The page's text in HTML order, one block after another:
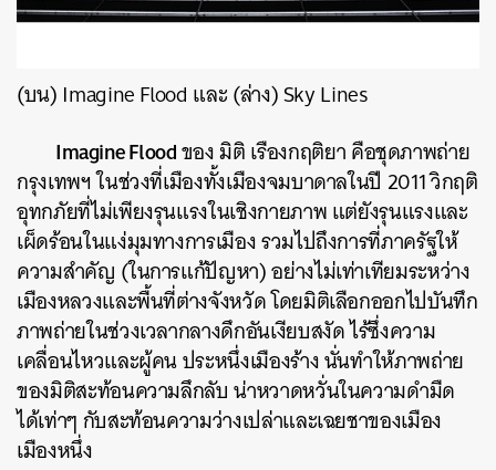
(บน) Imagine Flood และ (ล่าง) Sky Lines
Imagine Floodของ มิติ เรืองกฤติยา คือชุดภาพถ่าย
กรุงเทพฯ ในช่วงที่เมืองทั้งเมืองจมบาดาลในปี 2011 วิกฤติ
อุทกภัยที่ไม่เพียงรุนแรงในเชิงกายภาพ แต่ยังรุนแรงและ
เผ็ดร้อนในแง่มุมทางการเมือง รวมไปถึงการที่ภาครัฐให้
ความสำคัญ (ในการแก้ปัญหา) อย่างไม่เท่าเทียมระหว่าง
เมืองหลวงและพื้นที่ต่างจังหวัด โดยมิติเลือกออกไปบันทึก
ภาพถ่ายในช่วงเวลากลางดึกอันเงียบสงัด ไร้ซึ่งความ
เคลื่อนไหวและผู้คน ประหนึ่งเมืองร้าง นั่นทำให้ภาพถ่าย
ของมิติสะท้อนความลึกลับ น่าหวาดหวั่นในความดำมืด
ได้เท่าๆ กับสะท้อนความว่างเปล่าและเฉยชาของเมือง
เมืองหนึ่ง